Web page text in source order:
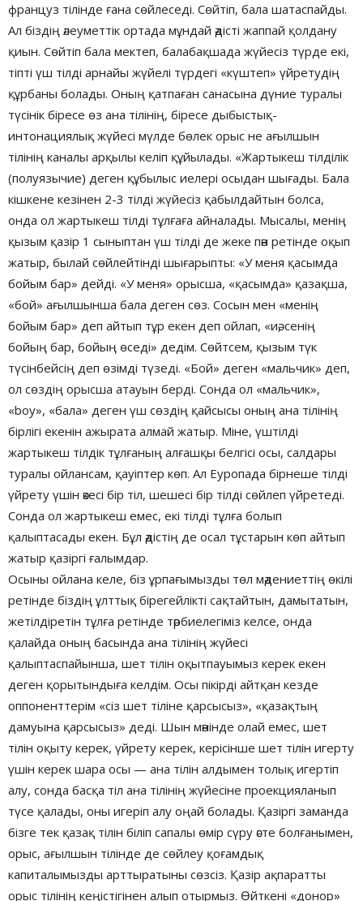
француз тілінде ғана сөйлеседі. Сөйтіп, бала шатаспайды.
Ал біздің әлеуметтік ортада мұндай әдісті жаппай қолдану
қиын. Сөйтіп бала мектеп, балабақшада жүйесіз түрде екі,
тіпті үш тілді арнайы жүйелі түрдегі «күштеп» үйретудің
құрбаны болады. Оның қатпаған санасына дүние туралы
түсінік біресе өз ана тілінің, біресе дыбыстық-
интонациялық жүйесі мүлде бөлек орыс не ағылшын
тілінің каналы арқылы келіп құйылады. «Жартыкеш тілділік
(полуязычие) деген құбылыс иелері осыдан шығады. Бала
кішкене кезінен 2-3 тілді жүйесіз қабылдайтын болса,
онда ол жартыкеш тілді тұлғаға айналады. Мысалы, менің
қызым қазір 1 сыныптан үш тілді де жеке пән ретінде оқып
жатыр, былай сөйлейтінді шығарыпты: «У меня қасымда
бойым бар» дейді. «У меня» орысша, «қасымда» қазақша,
«бой» ағылшынша бала деген сөз. Сосын мен «менің
бойым бар» деп айтып тұр екен деп ойлап, «иә, сенің
бойың бар, бойың өседі» дедім. Сөйтсем, қызым түк
түсінбейсің деп өзімді түзеді. «Бой» деген «мальчик» деп,
ол сөздің орысша атауын берді. Сонда ол «мальчик»,
«boy», «бала» деген үш сөздің қайсысы оның ана тілінің
бірлігі екенін ажырата алмай жатыр. Міне, үштілді
жартыкеш тілдік тұлғаның алғашқы белгісі осы, салдары
туралы ойлансам, қауіптер көп. Ал Еуропада бірнеше тілді
үйрету үшін әкесі бір тіл, шешесі бір тілді сөйлеп үйретеді.
Сонда ол жартыкеш емес, екі тілді тұлға болып
қалыптасады екен. Бұл әдістің де осал тұстарын көп айтып
жатыр қазіргі ғалымдар.
Осыны ойлана келе, біз ұрпағымызды төл мәдениеттің өкілі
ретінде біздің ұлттық бірегейлікті сақтайтын, дамытатын,
жетілдіретін тұлға ретінде тәрбиелегіміз келсе, онда
қалайда оның басында ана тілінің жүйесі
қалыптаспайынша, шет тілін оқытпауымыз керек екен
деген қорытындыға келдім. Осы пікірді айтқан кезде
оппоненттерім «сіз шет тіліне қарсысыз», «қазақтың
дамуына қарсысыз» деді. Шын мәнінде олай емес, шет
тілін оқыту керек, үйрету керек, керісінше шет тілін игерту
үшін керек шара осы — ана тілін алдымен толық игертіп
алу, сонда басқа тіл ана тілінің жүйесіне проекцияланып
түсе қалады, оны игеріп алу оңай болады. Қазіргі заманда
бізге тек қазақ тілін біліп сапалы өмір сүру әсте болғанымен,
орыс, ағылшын тілінде де сөйлеу қоғамдық
капиталымызды арттыратыны сөзсіз. Қазір ақпаратты
орыс тілінің кеңістігінен алып отырмыз. Өйткені «донор»